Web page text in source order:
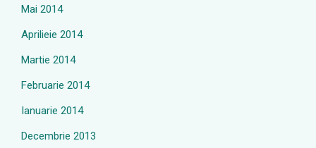
Mai 2014
Aprilieie 2014
Martie 2014
Februarie 2014
Ianuarie 2014
Decembrie 2013